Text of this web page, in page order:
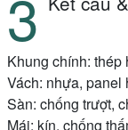
Khung chính: thép
Vách: nhựa,
Sàn: chống trượt,
Mái: kín, chống